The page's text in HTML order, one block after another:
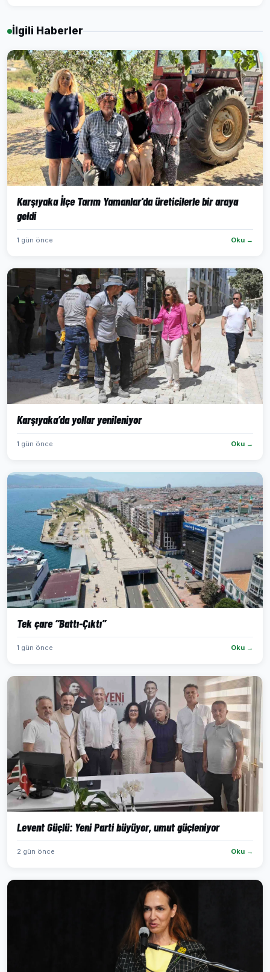
İlgili Haberler
Karşıyaka İlçe Tarım Yamanlar'da üreticilerle bir araya
geldi
1 gün önce Oku →
Karşıyaka’da yollar yenileniyor
1 gün önce Oku →
Tek çare “Battı-Çıktı”
1 gün önce Oku →
Levent Güçlü: Yeni Parti büyüyor, umut güçleniyor
2 gün önce Oku →